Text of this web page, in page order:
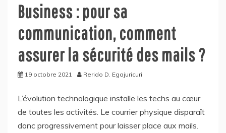
Business : pour sa
communication, comment
assurer la sécurité des mails ?
19 octobre 2021 Rerido D. Egajuricuri
L’évolution technologique installe les techs au cœur
de toutes les activités. Le courrier physique disparaît
donc progressivement pour laisser place aux mails.